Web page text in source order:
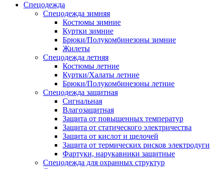
Спецодежда
Спецодежда зимняя
Костюмы зимние
Куртки зимние
Брюки/Полукомбинезоны зимние
Жилеты
Спецодежда летняя
Костюмы летние
Куртки/Халаты летние
Брюки/Полукомбинезоны летние
Спецодежда защитная
Сигнальная
Влагозащитная
Защита от повышенных температур
Защита от статического электричества
Защита от кислот и щелочей
Защита от термических рисков электродуги
Фартуки, нарукавники защитные
Спецодежда для охранных структур